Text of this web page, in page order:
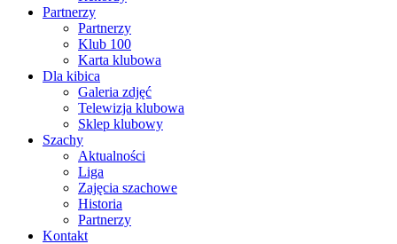
Partnerzy
Partnerzy
Klub 100
Karta klubowa
Dla kibica
Galeria zdjęć
Telewizja klubowa
Sklep klubowy
Szachy
Aktualności
Liga
Zajęcia szachowe
Historia
Partnerzy
Kontakt